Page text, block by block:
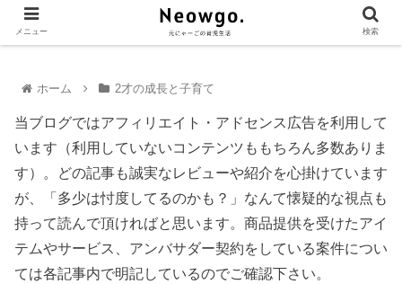
ホーム 2才の成長と子育て
当ブログではアフィリエイト・アドセンス広告を利用して
います（利用していないコンテンツももちろん多数ありま
す）。どの記事も誠実なレビューや紹介を心掛けています
が、「多少は忖度してるのかも？」なんて懐疑的な視点も
持って読んで頂ければと思います。商品提供を受けたアイ
テムやサービス、アンバサダー契約をしている案件につい
ては各記事内で明記しているのでご確認下さい。
メニュー 検索